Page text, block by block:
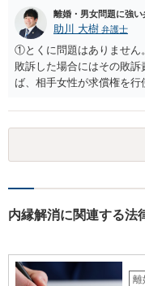
が養子縁組した場合には
最高裁判例があり、その
場面でも同様であると考え
離婚・男女問題に強い
助川 大樹 弁護士
①とくに問題はありません
敗訴した場合にはその敗訴
ば、相手女性が求償権を
能性もあるでしょうが、
す。 ④- ⑤それにはなりえ
づいて事実を認定するわ
と整えての訴訟提起だと
います。具体的な事情が分
ば幸いです。
内縁解消に関連する法
離